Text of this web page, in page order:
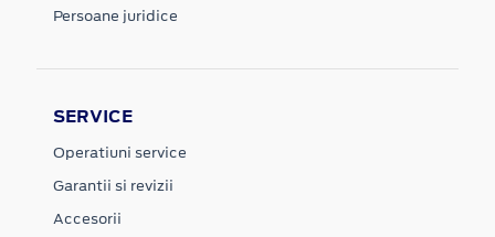
Persoane juridice
SERVICE
Operatiuni service
Garantii si revizii
Accesorii